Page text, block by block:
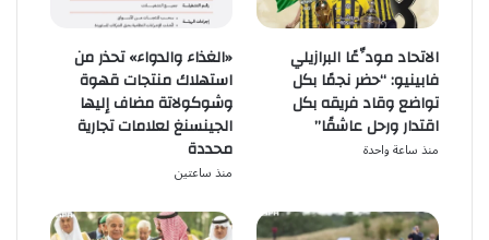
الاتحاد مودِّعًا البرازيلي
فابينيو: “حضر نجمًا بكل
تواضع وقاد فريقه بكل
اقتدار ورحل عاشقًا”
منذ ساعة واحدة
«الغذاء والدواء» تحذر من
استهلاك منتجات قهوة
وشوكولاتة مضاف إليها
الجينسنغ لعلامات تجارية
محددة
منذ ساعتين